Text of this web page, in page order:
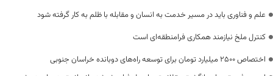
علم و فناوری باید در مسیر خدمت به انسان و مقابله با ظلم به کار گرفته شود
کنترل ملخ نیازمند همکاری فرامنطقه‌ای است
اختصاص 2500 میلیارد تومان برای توسعه راه‌های دوبانده خراسان جنوبی